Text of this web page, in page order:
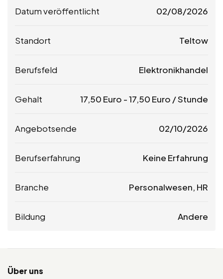
Datum veröffentlicht 02/08/2026
Standort Teltow
Berufsfeld Elektronikhandel
Gehalt 17,50 Euro -17,50 Euro / Stunde
Angebotsende 02/10/2026
Berufserfahrung Keine Erfahrung
Branche Personalwesen, HR
Bildung Andere
Über uns